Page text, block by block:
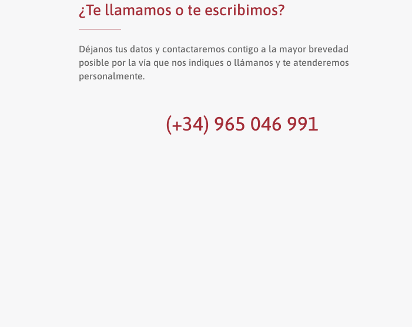
¿Te llamamos o te escribimos?
Déjanos tus datos y contactaremos contigo a la mayor brevedad
posible por la vía que nos indiques o llámanos y te atenderemos
personalmente.
(+34) 965 046 991